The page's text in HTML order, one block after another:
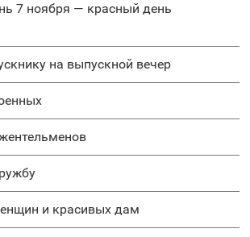
на выпускной вечер
и красивых дам